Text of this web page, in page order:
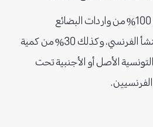
ويغطي هذا القرض 100% من واردات البضائع
والخدمات ذات المنشأ الفرنسي، وكذلك 30% من كمية
الأصل أو الأجنبية تحت